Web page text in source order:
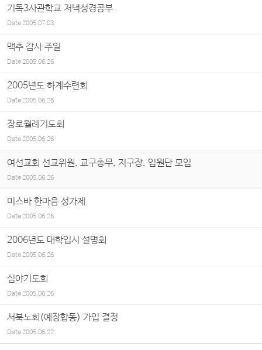
기독3사관학교 저녁성경공부
Date2005.07.03
맥추 감사 주일
Date2005.06.26
2005년도 하계수련회
Date2005.06.26
장로월례기도회
Date2005.06.26
여선교회 선교위원, 교구총무, 지구장, 임원단 모임
Date 2005.06.26
미스바 한마음 성가제
Date2005.06.26
2006년도 대학입시 설명회
Date2005.06.26
심야기도회
Date2005.06.26
서북노회(예장합동) 가입 결정
Date2005.06.22